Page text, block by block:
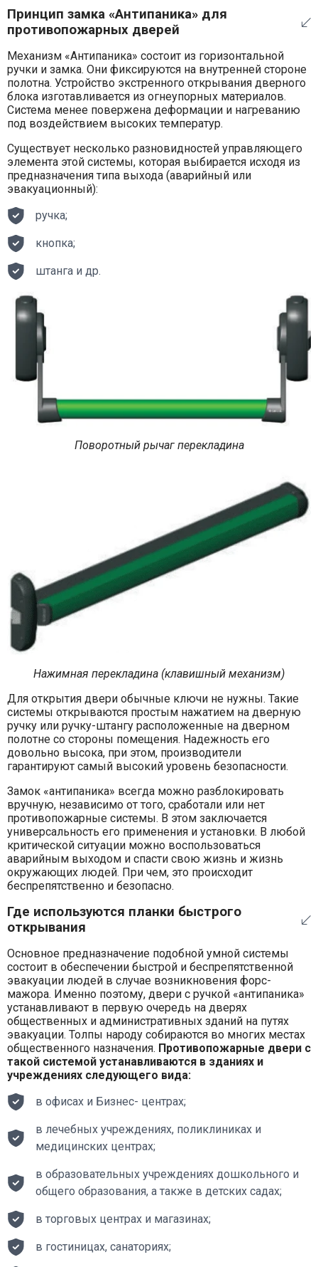
Принцип замка «Антипаника» для
противопожарных дверей
Механизм «Антипаника» состоит из горизонтальной
ручки и замка. Они фиксируются на внутренней стороне
полотна. Устройство экстренного открывания дверного
блока изготавливается из огнеупорных материалов.
Система менее повержена деформации и нагреванию
под воздействием высоких температур.
Существует несколько разновидностей управляющего
элемента этой системы, которая выбирается исходя из
предназначения типа выхода (аварийный или
эвакуационный):
ручка;
кнопка;
штанга и др.
Поворотный рычаг перекладина
Нажимная перекладина (клавишный механизм)
Для открытия двери обычные ключи не нужны. Такие
системы открываются простым нажатием на дверную
ручку или ручку-штангу расположенные на дверном
полотне со стороны помещения. Надежность его
довольно высока, при этом, производители
гарантируют самый высокий уровень безопасности.
Замок «антипаника» всегда можно разблокировать
вручную, независимо от того, сработали или нет
противопожарные системы. В этом заключается
универсальность его применения и установки. В любой
критической ситуации можно воспользоваться
аварийным выходом и спасти свою жизнь и жизнь
окружающих людей. При чем, это происходит
беспрепятственно и безопасно.
Где используются планки быстрого
открывания
Основное предназначение подобной умной системы
состоит в обеспечении быстрой и беспрепятственной
эвакуации людей в случае возникновения форс-
мажора. Именно поэтому, двери с ручкой «антипаника»
устанавливают в первую очередь на дверях
общественных и административных зданий на путях
эвакуации. Толпы народу собираются во многих местах
общественного назначения. Противопожарные двери с
такой системой устанавливаются в зданиях и
учреждениях следующего вида:
в офисах и Бизнес- центрах;
в лечебных учреждениях, поликлиниках и
медицинских центрах;
в образовательных учреждениях дошкольного и
общего образования, а также в детских садах;
в торговых центрах и магазинах;
в гостиницах, санаториях;